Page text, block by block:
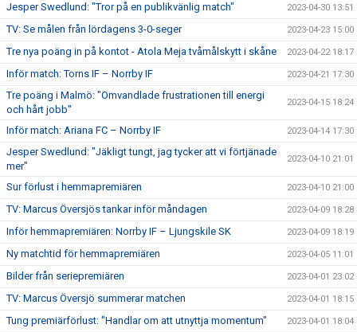
Jesper Swedlund: "Tror på en publikvänlig match" 2023-04-30 13:51
TV: Se målen från lördagens 3-0-seger 2023-04-23 15:00
Tre nya poäng in på kontot - Atola Meja tvåmålskytt i skåne 2023-04-22 18:17
Inför match: Torns IF – Norrby IF 2023-04-21 17:30
Tre poäng i Malmö: "Omvandlade frustrationen till energi
och hårt jobb"
2023-04-15 18:24
Inför match: Ariana FC – Norrby IF 2023-04-14 17:30
Jesper Swedlund: "Jäkligt tungt, jag tycker att vi förtjänade
mer"
2023-04-10 21:01
Sur förlust i hemmapremiären 2023-04-10 21:00
TV: Marcus Översjös tankar inför måndagen 2023-04-09 18:28
Inför hemmapremiären: Norrby IF – Ljungskile SK 2023-04-09 18:19
Ny matchtid för hemmapremiären 2023-04-05 11:01
Bilder från seriepremiären 2023-04-01 23:02
TV: Marcus Översjö summerar matchen 2023-04-01 18:15
Tung premiärförlust: "Handlar om att utnyttja momentum" 2023-04-01 18:04